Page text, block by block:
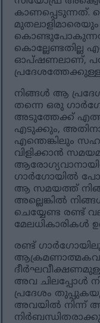
കാണപ്പെടുന്നത്.
ഓപ്ഷണലാണ്,
നിങ്ങൾ ആ
തന്നെ ഒരു
അടുത്തേക്ക്
എടുക്കും,
എന്തെങ്കിലും
വിളിക്കാൻ
ഗാർഗോയിൽ
ആ സമയത്ത്
അല്ലെങ്കിൽ
ചെയ്യേണ്ട രണ്ട്
മേലധികാരികൾ
രണ്ട്
അവ ചിലപ്പോൾ
പ്രദേശം
അവയിൽ നിന്ന്